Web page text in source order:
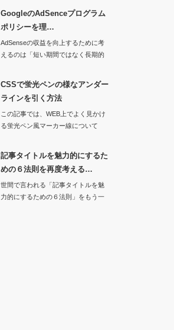
GoogleのAdSenceプログラム
ポリシーを理…
AdSenseの収益を向上するために考
えるのは「短い期間ではなく長期的
CSSで蛍光ペンの様なアンダー
ラインを引く方法
この記事では、WEB上でよく見かけ
る蛍光ペン風マーカー線について
記事タイトルを魅力的にするた
めの６法則を再度考える…
世間で言われる「記事タイトルを魅
力的にするための６法則」をもう一